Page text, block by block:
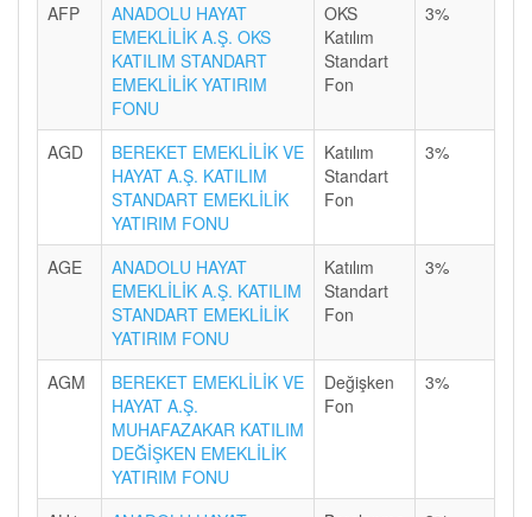
AFP
ANADOLU HAYAT
EMEKLİLİK A.Ş. OKS
KATILIM STANDART
EMEKLİLİK YATIRIM
FONU
OKS
Katılım
Standart
Fon
3%
AGD
BEREKET EMEKLİLİK VE
HAYAT A.Ş. KATILIM
STANDART EMEKLİLİK
YATIRIM FONU
Katılım
Standart
Fon
3%
AGE
ANADOLU HAYAT
EMEKLİLİK A.Ş. KATILIM
STANDART EMEKLİLİK
YATIRIM FONU
Katılım
Standart
Fon
3%
AGM
BEREKET EMEKLİLİK VE
HAYAT A.Ş.
MUHAFAZAKAR KATILIM
DEĞİŞKEN EMEKLİLİK
YATIRIM FONU
Değişken
Fon
3%